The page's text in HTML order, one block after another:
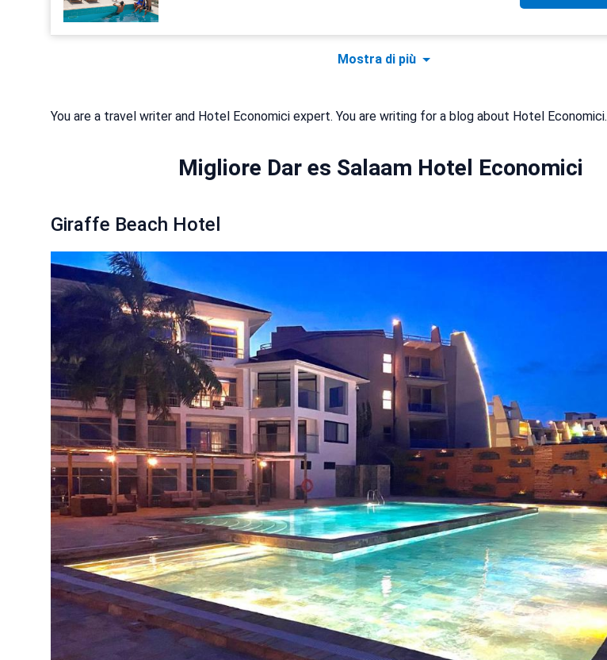
Mostra di più
You are a travel writer and Hotel Economici expert. You are writing for a blog about Hotel Economici.
Migliore Dar es Salaam Hotel Economici
Giraffe Beach Hotel